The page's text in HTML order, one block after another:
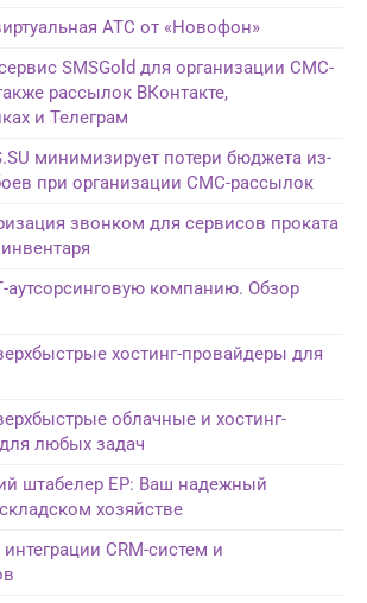
АТС от «Новофон»
SMSGold для организации СМС-
рассылок ВКонтакте,
и Телеграм
минимизирует потери бюджета из-
при организации СМС-рассылок
звонком для сервисов проката
компанию. Обзор
хостинг-провайдеры для
облачные и хостинг-
любых задач
штабелер EP: Ваш надежный
хозяйстве
CRM-систем и